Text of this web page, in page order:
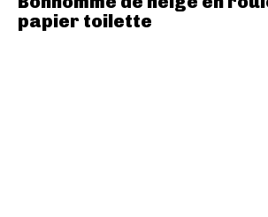
papier toilette